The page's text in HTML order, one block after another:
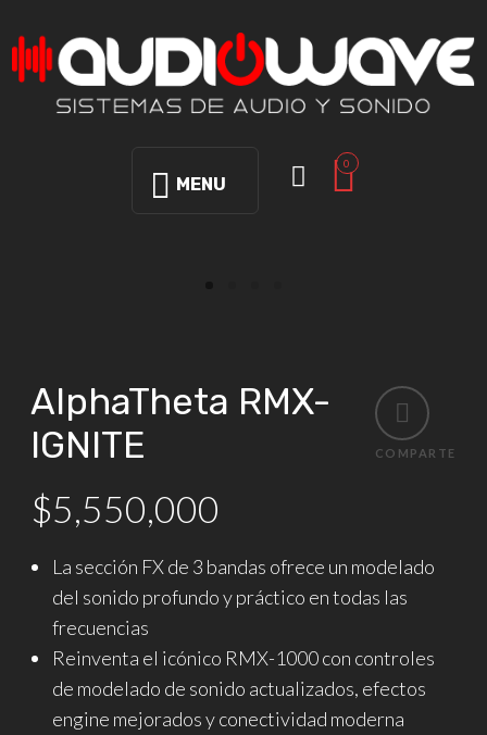
MENU
0
COMPARTE
AlphaTheta RMX-
IGNITE
$5,550,000
La sección FX de 3 bandas ofrece un modelado
del sonido profundo y práctico en todas las
frecuencias
Reinventa el icónico RMX-1000 con controles
de modelado de sonido actualizados, efectos
engine mejorados y conectividad moderna